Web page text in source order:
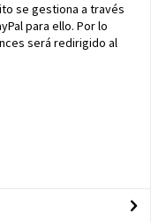
se gestiona a través
para ello. Por lo
será redirigido al